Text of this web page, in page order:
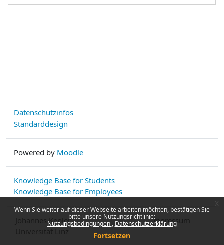
Wenn Sie weiter auf dieser Webseite arbeiten möchten, bestätigen Sie
bitte unsere Nutzungsrichtlinie:
Nutzungsbedingungen Datenschutzerklärung
Fortsetzen
Datenschutzinfos
Standarddesign
Powered by Moodle
Knowledge Base for Students
Knowledge Base for Employees
Johannes Kepler
Impressum